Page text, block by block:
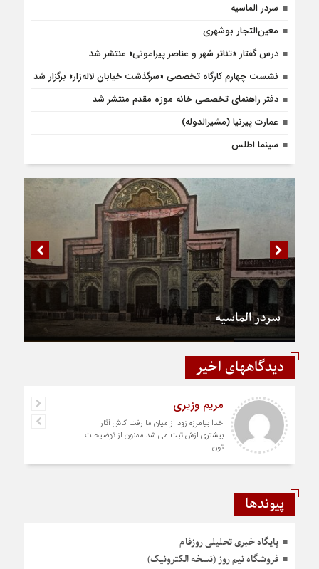
سردر الماسیه
معین‌التجار بوشهری
درس‌ گفتار «تئاتر شهر و عناصر پیرامونی» منتشر شد
نشست چهارم کارگاه تخصصی «سرگذشت خیابان لاله‌زار» برگزار شد
دفتر راهنمای تخصصی خانه موزه مقدم منتشر شد
عمارت پیرنیا (مشیرالدوله)
سینما اطلس
سردر الماسیه
دیدگاههای اخیر
مریم وزیری
خدا بیامرزه زود از میان ما رفت کاش آثار
بیشتری ازش ثبت می شد ممنون از توضیحات
تون
پیوندها
پایگاه خبری تحلیلی روزفام
فروشگاه نیم روز (نسخه الکترونیک)